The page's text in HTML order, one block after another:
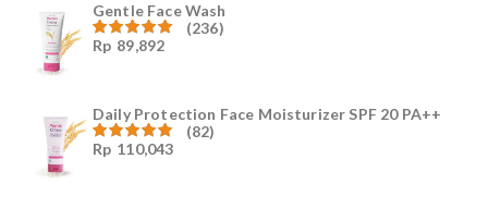
Gentle Face Wash
Dinilai
(236)
Rp 89,892
Daily Protection Face Moisturizer SPF 20 PA++
Dinilai
(82)
Rp 110,043